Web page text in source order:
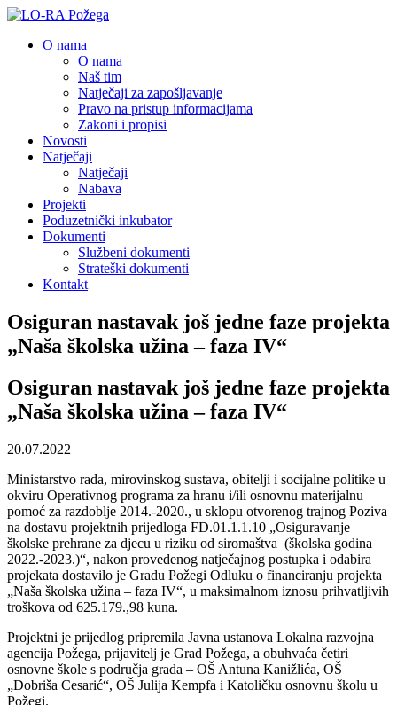
O nama
O nama
Naš tim
Natječaji za zapošljavanje
Pravo na pristup informacijama
Zakoni i propisi
Novosti
Natječaji
Natječaji
Nabava
Projekti
Poduzetnički inkubator
Dokumenti
Službeni dokumenti
Strateški dokumenti
Kontakt
Osiguran nastavak još jedne faze projekta
„Naša školska užina – faza IV“
Osiguran nastavak još jedne faze projekta
„Naša školska užina – faza IV“
20.07.2022
Ministarstvo rada, mirovinskog sustava, obitelji i socijalne politike u
okviru Operativnog programa za hranu i/ili osnovnu materijalnu
pomoć za razdoblje 2014.-2020., u sklopu otvorenog trajnog Poziva
na dostavu projektnih prijedloga FD.01.1.1.10 „Osiguravanje
školske prehrane za djecu u riziku od siromaštva (školska godina
2022.-2023.)“, nakon provedenog natječajnog postupka i odabira
projekata dostavilo je Gradu Požegi Odluku o financiranju projekta
„Naša školska užina – faza IV“, u maksimalnom iznosu prihvatljivih
troškova od 625.179.,98 kuna.
Projektni je prijedlog pripremila Javna ustanova Lokalna razvojna
agencija Požega, prijavitelj je Grad Požega, a obuhvaća četiri
osnovne škole s područja grada – OŠ Antuna Kanižlića, OŠ
„Dobriša Cesarić“, OŠ Julija Kempfa i Katoličku osnovnu školu u
Požegi.